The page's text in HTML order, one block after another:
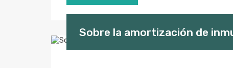
Sobre la amortización de